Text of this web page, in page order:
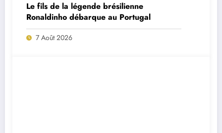
Le fils de la légende brésilienne
Ronaldinho débarque au Portugal
7 Août 2026